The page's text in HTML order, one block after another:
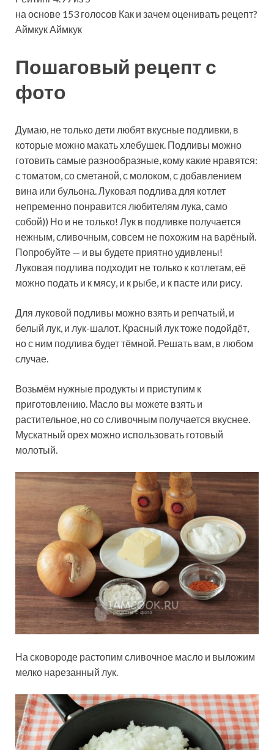
на основе 153 голосов Как и зачем оценивать рецепт?
Аймкук Аймкук
Пошаговый рецепт с
фото
Думаю, не только дети любят вкусные подливки, в
которые можно макать хлебушек. Подливы можно
готовить самые разнообразные, кому какие нравятся:
с томатом, со сметаной, с молоком, с добавлением
вина или бульона. Луковая подлива для котлет
непременно понравится любителям лука, само
собой)) Но и не только! Лук в подливке получается
нежным, сливочным, совсем не похожим на варёный.
Попробуйте — и вы будете приятно удивлены!
Луковая подлива подходит не только к котлетам, её
можно подать и к мясу, и к рыбе, и к пасте или рису.
Для луковой подливы можно взять и репчатый, и
белый лук, и лук-шалот. Красный лук тоже подойдёт,
но с ним подлива будет тёмной. Решать вам, в любом
случае.
Возьмём нужные продукты и приступим к
приготовлению. Масло вы можете взять и
растительное, но со сливочным получается вкуснее.
Мускатный орех можно использовать готовый
молотый.
На сковороде растопим сливочное масло и выложим
мелко нарезанный лук.